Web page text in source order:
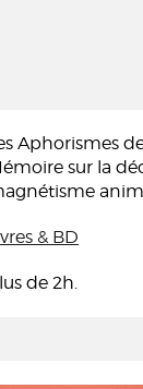
Aphorismes
sur la
& BD
de 2h.